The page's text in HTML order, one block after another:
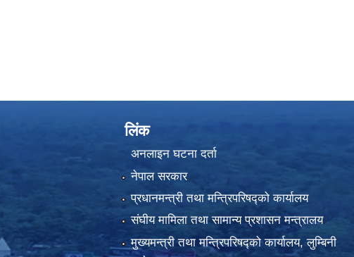
लिंक
अनलाइन घटना दर्ता
नेपाल सरकार
प्रधानमन्त्री तथा मन्त्रिपरिषद्को कार्यालय
संघीय मामिला तथा सामान्य प्रशासन मन्त्रालय
मुख्यमन्त्री तथा मन्त्रिपरिषद्को कार्यालय, लुम्बिनी